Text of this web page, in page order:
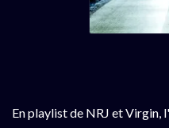
En playlist de NRJ et Virgin,